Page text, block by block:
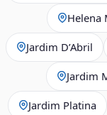
Helena
Jardim D’Abril
Jardim
Jardim Platina